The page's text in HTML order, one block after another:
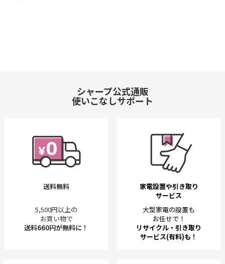
シャープ公式通販
使いこなしサポート
送料無料
5,500円以上の
お買い物で
送料660円が無料に！
家電設置や引き取り
サービス
大型家電の設置も
お任せで！
リサイクル・引き取り
サービス(有料)も！